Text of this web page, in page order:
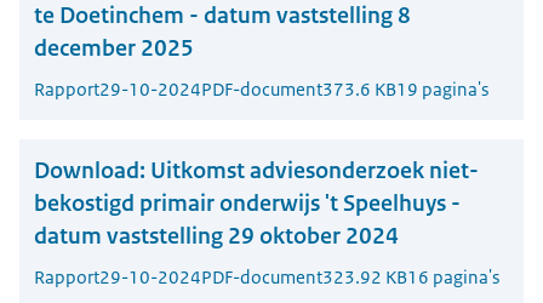
te Doetinchem - datum vaststelling 8
december 2025
Rapport29-10-2024PDF-document373.6 KB19 pagina's
Download: Uitkomst adviesonderzoek niet-
bekostigd primair onderwijs 't Speelhuys -
datum vaststelling 29 oktober 2024
Rapport29-10-2024PDF-document323.92 KB16 pagina's